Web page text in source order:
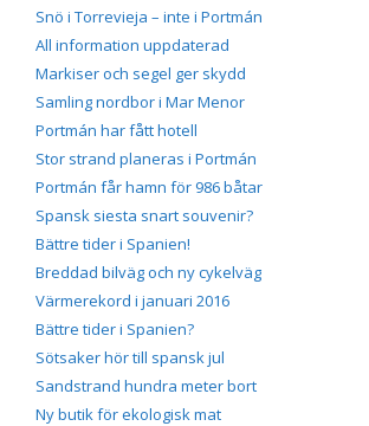
Snö i Torrevieja – inte i Portmán
All information uppdaterad
Markiser och segel ger skydd
Samling nordbor i Mar Menor
Portmán har fått hotell
Stor strand planeras i Portmán
Portmán får hamn för 986 båtar
Spansk siesta snart souvenir?
Bättre tider i Spanien!
Breddad bilväg och ny cykelväg
Värmerekord i januari 2016
Bättre tider i Spanien?
Sötsaker hör till spansk jul
Sandstrand hundra meter bort
Ny butik för ekologisk mat